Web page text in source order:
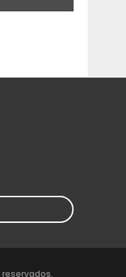
reservados.